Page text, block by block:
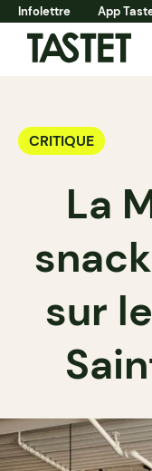
Infolettre App
CRITIQUE
La
sur